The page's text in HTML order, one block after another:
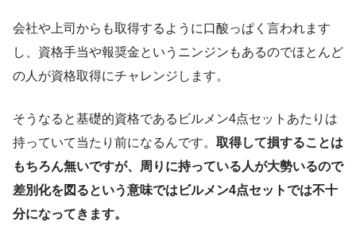
会社や上司からも取得するように口酸っぱく言われます
し、資格手当や報奨金というニンジンもあるのでほとんど
の人が資格取得にチャレンジします。
そうなると基礎的資格であるビルメン4点セットあたりは
持っていて当たり前になるんです。 取得して損することは
もちろん無いですが、周りに持っている人が大勢いるので
差別化を図るという意味ではビルメン4点セットでは不十
分になってきます。